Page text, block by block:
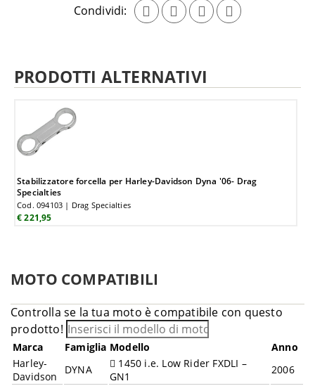
Condividi:
PRODOTTI ALTERNATIVI
Stabilizzatore forcella per Harley-Davidson Dyna '06- Drag
Specialties
Cod. 094103 | Drag Specialties
€ 221,95
MOTO COMPATIBILI
Controlla se la tua moto è compatibile con questo
prodotto!
Marca Famiglia Modello
Anno
Harley-
Davidson
DYNA
1450 i.e. Low Rider FXDLI –
GN1
2006